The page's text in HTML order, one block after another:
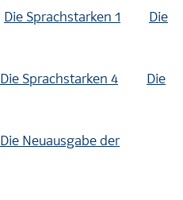
Die Sprachstarken 1
Die
Die Sprachstarken 4
Die
Die Neuausgabe der